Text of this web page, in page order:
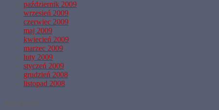
październik 2009
wrzesień 2009
czerwiec 2009
maj 2009
kwiecień 2009
marzec 2009
luty 2009
styczeń 2009
grudzień 2008
listopad 2008